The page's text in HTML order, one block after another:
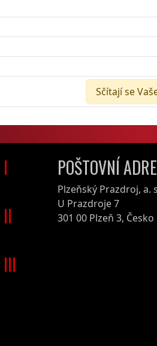
Sčítají se
I
II
III
POŠTOVNÍ
Plzeňský Prazdroj, a.
U Prazdroje 7
301 00 Plzeň 3, Česko